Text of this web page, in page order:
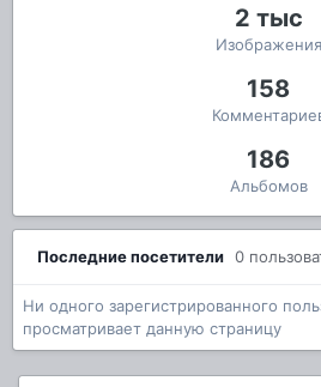
2 тыс
Изображения
158
186
Альбомов
Последние посетители 0
Ни одного зарегистрированного
просматривает данную страницу